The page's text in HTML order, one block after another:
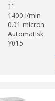
1"
1400 l/min
0.01 micron
Automatisk
Y015